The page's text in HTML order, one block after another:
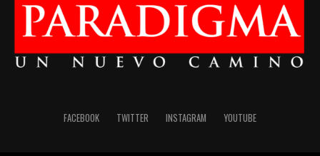
FACEBOOK TWITTER INSTAGRAM YOUTUBE